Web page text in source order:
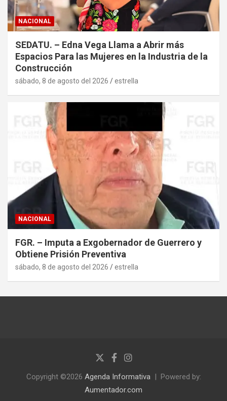
NACIONAL
SEDATU. – Edna Vega Llama a Abrir más
Espacios Para las Mujeres en la Industria de la
Construcción
sábado, 8 de agosto del 2026 estrella
NACIONAL
FGR. – Imputa a Exgobernador de Guerrero y
Obtiene Prisión Preventiva
sábado, 8 de agosto del 2026 estrella
Copyright ©2026 Agenda Informativa
Powered by:
Aumentador.com